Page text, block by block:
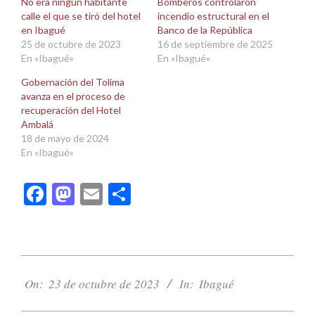
ventana
nueva)
ventana
nueva)
calle el que se tiró del hotel
en Ibagué
25 de octubre de 2023
En «Ibagué»
incendio estructural en el
Banco de la República
16 de septiembre de 2025
En «Ibagué»
Gobernación del Tolima
avanza en el proceso de
recuperación del Hotel
Ambalá
18 de mayo de 2024
En «Ibagué»
Facebook
Mastodon
Email
10-
On: 23 de octubre de 2023 In: Ibagué